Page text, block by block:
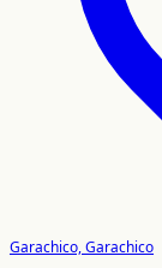
Garachico, Garachico